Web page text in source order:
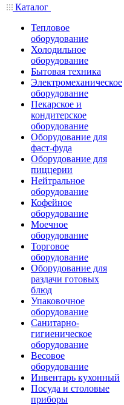
Каталог
Тепловое
оборудование
Холодильное
оборудование
Бытовая техника
Электромеханическое
оборудование
Пекарское и
кондитерское
оборудование
Оборудование для
фаст-фуда
Оборудование для
пиццерии
Нейтральное
оборудование
Кофейное
оборудование
Моечное
оборудование
Торговое
оборудование
Оборудование для
раздачи готовых
блюд
Упаковочное
оборудование
Санитарно-
гигиеническое
оборудование
Весовое
оборудование
Инвентарь кухонный
Посуда и столовые
приборы